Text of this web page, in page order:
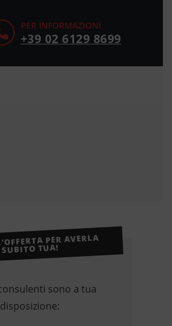
PER INFORMAZIONI
+39 02 6129 8699
PER AVERLA
SUBITO TUA!
sono a tua
disposizione: